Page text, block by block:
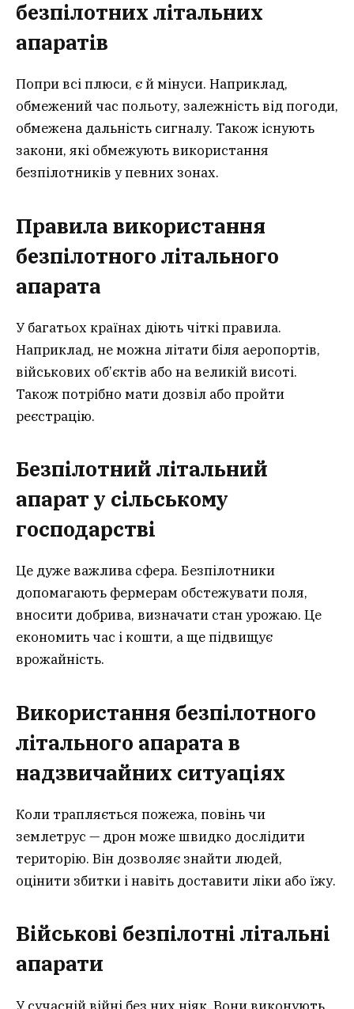
безпілотних літальних
апаратів
Попри всі плюси, є й мінуси. Наприклад,
обмежений час польоту, залежність від погоди,
обмежена дальність сигналу. Також існують
закони, які обмежують використання
безпілотників у певних зонах.
Правила використання
безпілотного літального
апарата
У багатьох країнах діють чіткі правила.
Наприклад, не можна літати біля аеропортів,
військових об’єктів або на великій висоті.
Також потрібно мати дозвіл або пройти
реєстрацію.
Безпілотний літальний
апарат у сільському
господарстві
Це дуже важлива сфера. Безпілотники
допомагають фермерам обстежувати поля,
вносити добрива, визначати стан урожаю. Це
економить час і кошти, а ще підвищує
врожайність.
Використання безпілотного
літального апарата в
надзвичайних ситуаціях
Коли трапляється пожежа, повінь чи
землетрус — дрон може швидко дослідити
територію. Він дозволяє знайти людей,
оцінити збитки і навіть доставити ліки або їжу.
Військові безпілотні літальні
апарати
У сучасній війні без них ніяк. Вони виконують